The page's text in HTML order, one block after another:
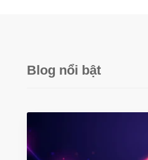
Blog nổi bật